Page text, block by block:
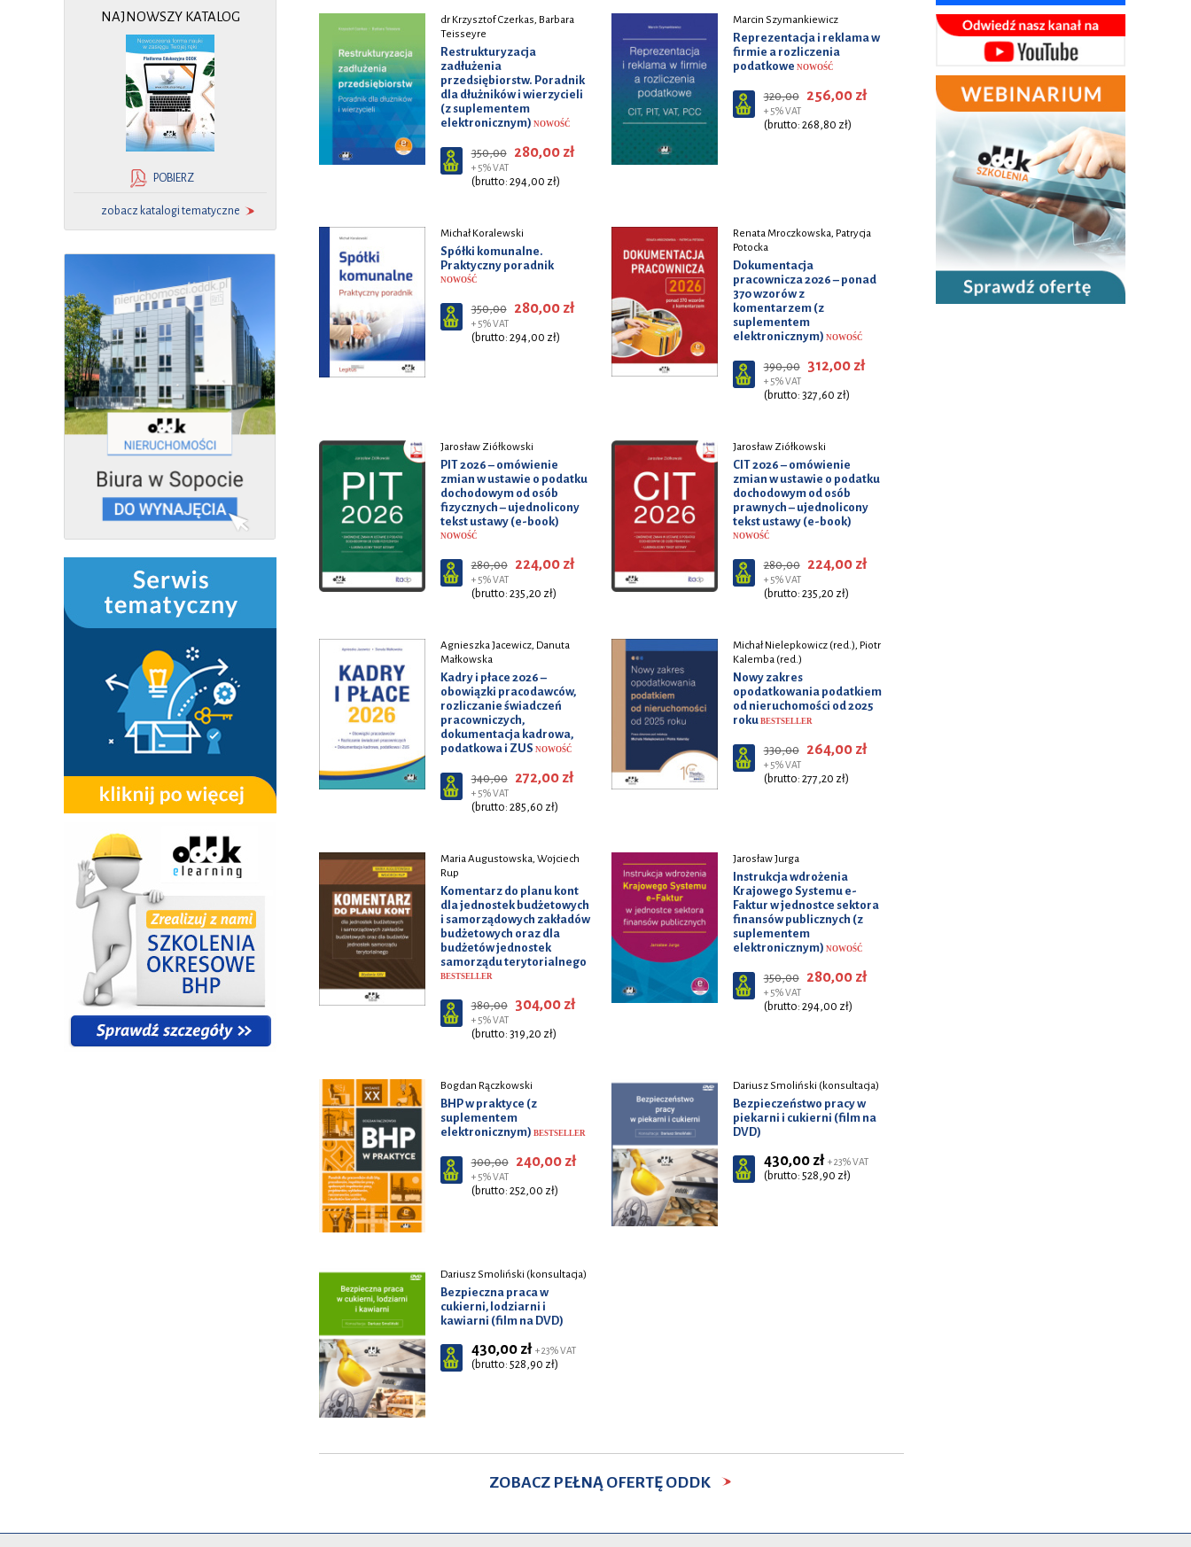
NAJNOWSZY KATALOG
POBIERZ
zobacz katalogi tematyczne
dr Krzysztof Czerkas, Barbara
Teisseyre
Restrukturyzacja
zadłużenia
przedsiębiorstw. Poradnik
dla dłużników i wierzycieli
(z suplementem
elektronicznym) NOWOŚĆ
350,00 280,00 zł
+ 5% VAT
(brutto: 294,00 zł)
Marcin Szymankiewicz
Reprezentacja i reklama w
firmie a rozliczenia
podatkowe NOWOŚĆ
320,00 256,00 zł
+ 5% VAT
(brutto: 268,80 zł)
Michał Koralewski
Spółki komunalne.
Praktyczny poradnik
NOWOŚĆ
350,00 280,00 zł
+ 5% VAT
(brutto: 294,00 zł)
Renata Mroczkowska, Patrycja
Potocka
Dokumentacja
pracownicza 2026 – ponad
370 wzorów z
komentarzem (z
suplementem
elektronicznym) NOWOŚĆ
390,00 312,00 zł
+ 5% VAT
(brutto: 327,60 zł)
Jarosław Ziółkowski
PIT 2026 – omówienie
zmian w ustawie o podatku
dochodowym od osób
fizycznych – ujednolicony
tekst ustawy (e-book)
NOWOŚĆ
280,00 224,00 zł
+ 5% VAT
(brutto: 235,20 zł)
Jarosław Ziółkowski
CIT 2026 – omówienie
zmian w ustawie o podatku
dochodowym od osób
prawnych – ujednolicony
tekst ustawy (e-book)
NOWOŚĆ
280,00 224,00 zł
+ 5% VAT
(brutto: 235,20 zł)
Agnieszka Jacewicz, Danuta
Małkowska
Kadry i płace 2026 –
obowiązki pracodawców,
rozliczanie świadczeń
pracowniczych,
dokumentacja kadrowa,
podatkowa i ZUS NOWOŚĆ
340,00 272,00 zł
+ 5% VAT
(brutto: 285,60 zł)
Michał Nielepkowicz (red.), Piotr
Kalemba (red.)
Nowy zakres
opodatkowania podatkiem
od nieruchomości od 2025
roku BESTSELLER
330,00 264,00 zł
+ 5% VAT
(brutto: 277,20 zł)
Maria Augustowska, Wojciech
Rup
Komentarz do planu kont
dla jednostek budżetowych
i samorządowych zakładów
budżetowych oraz dla
budżetów jednostek
samorządu terytorialnego
BESTSELLER
380,00 304,00 zł
+ 5% VAT
(brutto: 319,20 zł)
Jarosław Jurga
Instrukcja wdrożenia
Krajowego Systemu e-
Faktur w jednostce sektora
finansów publicznych (z
suplementem
elektronicznym) NOWOŚĆ
350,00 280,00 zł
+ 5% VAT
(brutto: 294,00 zł)
Bogdan Rączkowski
BHP w praktyce (z
suplementem
elektronicznym) BESTSELLER
300,00 240,00 zł
+ 5% VAT
(brutto: 252,00 zł)
Dariusz Smoliński (konsultacja)
Bezpieczeństwo pracy w
piekarni i cukierni (film na
DVD)
430,00 zł + 23% VAT
(brutto: 528,90 zł)
Dariusz Smoliński (konsultacja)
Bezpieczna praca w
cukierni, lodziarni i
kawiarni (film na DVD)
430,00 zł + 23% VAT
(brutto: 528,90 zł)
ZOBACZ PEŁNĄ OFERTĘ ODDK